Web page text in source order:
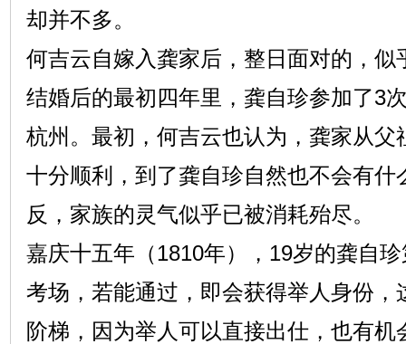
却并不多。
何吉云自嫁入龚家后，整日面对的，似
结婚后的最初四年里，龚自珍参加了3
杭州。最初，何吉云也认为，龚家从父
十分顺利，到了龚自珍自然也不会有什
反，家族的灵气似乎已被消耗殆尽。
嘉庆十五年（1810年），19岁的龚自
考场，若能通过，即会获得举人身份，
阶梯，因为举人可以直接出仕，也有